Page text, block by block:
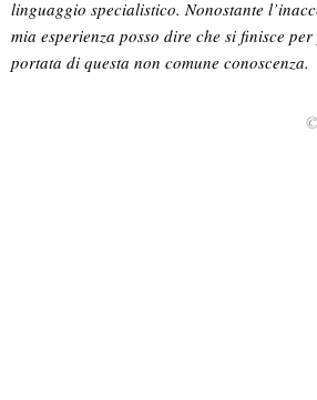
linguaggio specialistico. Nonostante
mia esperienza posso dire che si finisce
portata di questa non comune conoscenza.